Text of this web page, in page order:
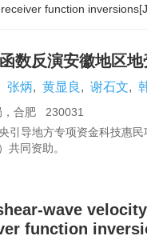
function
数反演安徽地区
张炳, 黄显良 , 谢石文,
，合肥 230031
引导地方专项资金科技惠
共同资助。
wave
function